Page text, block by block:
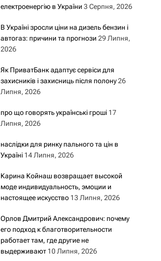
електроенергію в України 3 Серпня, 2026
В Україні зросли ціни на дизель бензин і
автогаз: причини та прогнози 29 Липня,
2026
Як ПриватБанк адаптує сервіси для
захисників і захисниць після полону 26
Липня, 2026
про що говорять українські гроші 17
Липня, 2026
наслідки для ринку пального та цін в
Україні 14 Липня, 2026
Карина Койнаш возвращает высокой
моде индивидуальность, эмоции и
настоящее искусство 13 Липня, 2026
Орлов Дмитрий Александрович: почему
его подход к благотворительности
работает там, где другие не
выдерживают 10 Липня, 2026